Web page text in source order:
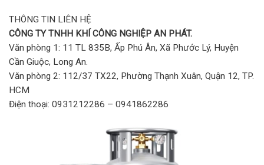
THÔNG TIN LIÊN HỆ
CÔNG TY TNHH KHÍ CÔNG NGHIỆP AN PHÁT.
Văn phòng 1: 11 TL 835B, Ấp Phú Ân, Xã Phước Lý, Huyện
Cần Giuộc, Long An.
Văn phòng 2: 112/37 TX22, Phường Thạnh Xuân, Quận 12, TP.
HCM
Điện thoại: 0931212286 – 0941862286